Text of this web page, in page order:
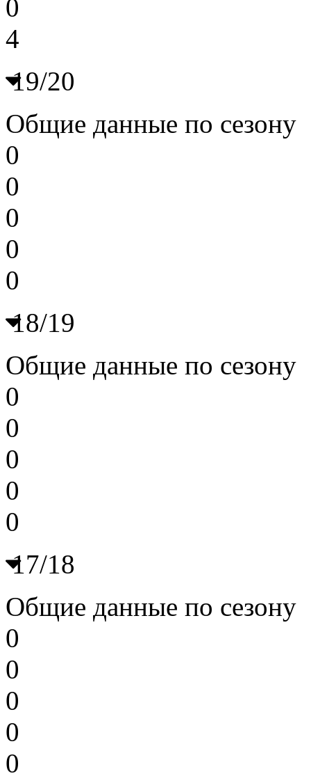
0
4
19/20
Общие данные по сезону
0
0
0
0
0
18/19
Общие данные по сезону
0
0
0
0
0
17/18
Общие данные по сезону
0
0
0
0
0